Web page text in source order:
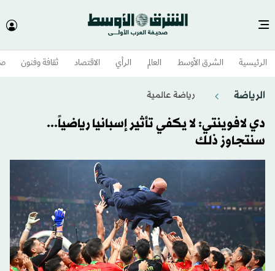
الرئيسية الشرق الأوسط​ العالم الرأي الاقتصاد ثقافة وفنون
الرياضة رياضة عالمية
دي لافوينتي: لا يكفي تأثير إسبانيا رياضياً...
سنتجاوز ذلك